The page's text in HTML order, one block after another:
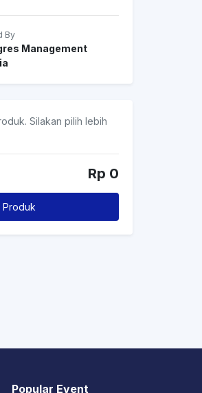
By
Management
Silakan pilih lebih
Rp 0
Produk
Popular Event